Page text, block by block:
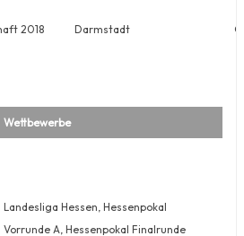
2018 Darmstadt
Wettbewerbe
Landesliga Hessen, Hessenpokal
Vorrunde A, Hessenpokal Finalrunde